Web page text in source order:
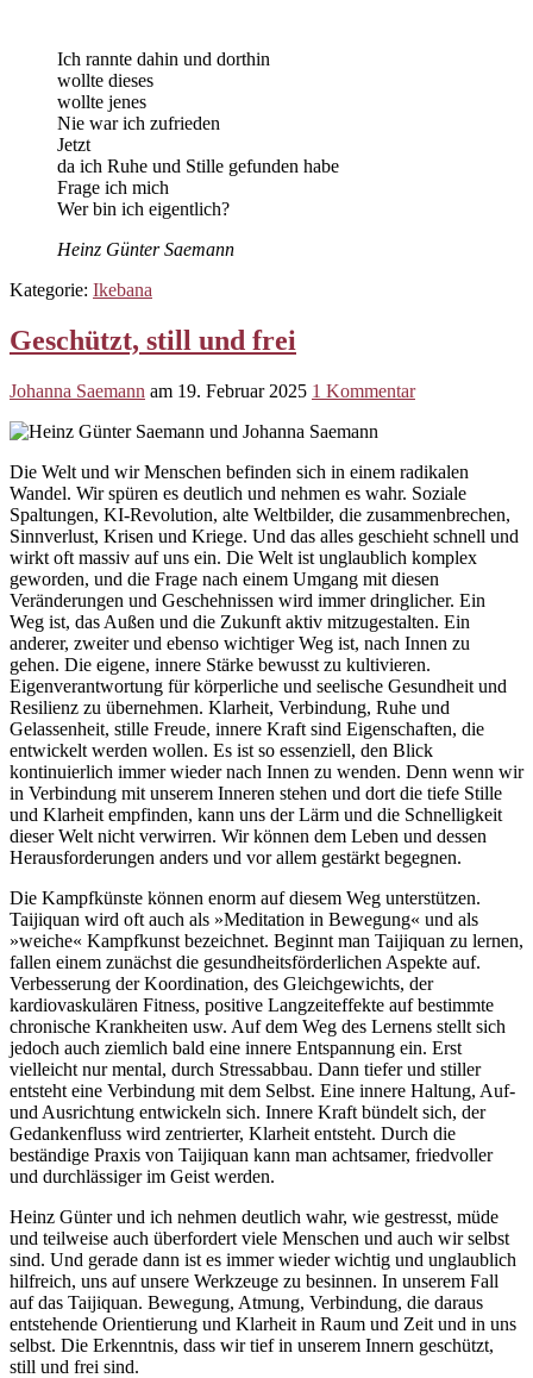
Ich rannte dahin und dorthin
wollte dieses
wollte jenes
Nie war ich zufrieden
Jetzt
da ich Ruhe und Stille gefunden habe
Frage ich mich
Wer bin ich eigentlich?
Heinz Günter Saemann
Kategorie: Ikebana
Geschützt, still und frei
Johanna Saemann am 19. Februar 2025 1 Kommentar
Die Welt und wir Menschen befinden sich in einem radikalen
Wandel. Wir spüren es deutlich und nehmen es wahr. Soziale
Spaltungen, KI-Revolution, alte Weltbilder, die zusammenbrechen,
Sinnverlust, Krisen und Kriege. Und das alles geschieht schnell und
wirkt oft massiv auf uns ein. Die Welt ist unglaublich komplex
geworden, und die Frage nach einem Umgang mit diesen
Veränderungen und Geschehnissen wird immer dringlicher. Ein
Weg ist, das Außen und die Zukunft aktiv mitzugestalten. Ein
anderer, zweiter und ebenso wichtiger Weg ist, nach Innen zu
gehen. Die eigene, innere Stärke bewusst zu kultivieren.
Eigenverantwortung für körperliche und seelische Gesundheit und
Resilienz zu übernehmen. Klarheit, Verbindung, Ruhe und
Gelassenheit, stille Freude, innere Kraft sind Eigenschaften, die
entwickelt werden wollen. Es ist so essenziell, den Blick
kontinuierlich immer wieder nach Innen zu wenden. Denn wenn wir
in Verbindung mit unserem Inneren stehen und dort die tiefe Stille
und Klarheit empfinden, kann uns der Lärm und die Schnelligkeit
dieser Welt nicht verwirren. Wir können dem Leben und dessen
Herausforderungen anders und vor allem gestärkt begegnen.
Die Kampfkünste können enorm auf diesem Weg unterstützen.
Taijiquan wird oft auch als »Meditation in Bewegung« und als
»weiche« Kampfkunst bezeichnet. Beginnt man Taijiquan zu lernen,
fallen einem zunächst die gesundheitsförderlichen Aspekte auf.
Verbesserung der Koordination, des Gleichgewichts, der
kardiovaskulären Fitness, positive Langzeiteffekte auf bestimmte
chronische Krankheiten usw. Auf dem Weg des Lernens stellt sich
jedoch auch ziemlich bald eine innere Entspannung ein. Erst
vielleicht nur mental, durch Stressabbau. Dann tiefer und stiller
entsteht eine Verbindung mit dem Selbst. Eine innere Haltung, Auf-
und Ausrichtung entwickeln sich. Innere Kraft bündelt sich, der
Gedankenfluss wird zentrierter, Klarheit entsteht. Durch die
beständige Praxis von Taijiquan kann man achtsamer, friedvoller
und durchlässiger im Geist werden.
Heinz Günter und ich nehmen deutlich wahr, wie gestresst, müde
und teilweise auch überfordert viele Menschen und auch wir selbst
sind. Und gerade dann ist es immer wieder wichtig und unglaublich
hilfreich, uns auf unsere Werkzeuge zu besinnen. In unserem Fall
auf das Taijiquan. Bewegung, Atmung, Verbindung, die daraus
entstehende Orientierung und Klarheit in Raum und Zeit und in uns
selbst. Die Erkenntnis, dass wir tief in unserem Innern geschützt,
still und frei sind.